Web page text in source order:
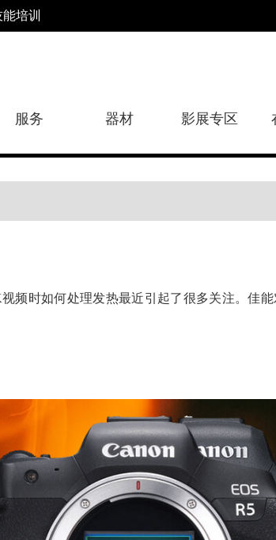
培训
服务 器材 影展专区
视频时如何处理发热最近引起了很多关注。佳